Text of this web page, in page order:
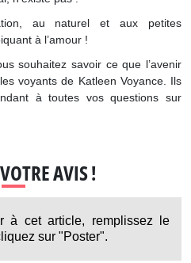
au naturel et aux petites
à l’amour !
souhaitez savoir ce que l’avenir
voyants de Katleen Voyance. Ils
à toutes vos questions sur
AVIS !
à cet article, remplissez le
sur "Poster".